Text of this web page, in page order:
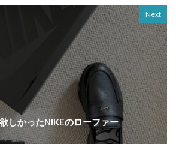
Next
しかったNIKEのローファー